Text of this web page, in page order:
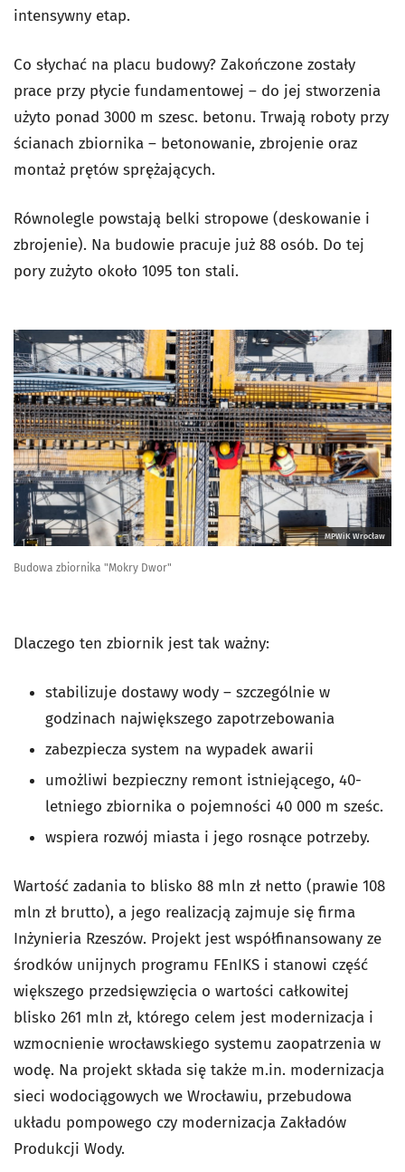
intensywny etap.
Co słychać na placu budowy? Zakończone zostały
prace przy płycie fundamentowej – do jej stworzenia
użyto ponad 3000 m szesc. betonu. Trwają roboty przy
ścianach zbiornika – betonowanie, zbrojenie oraz
montaż prętów sprężających.
Równolegle powstają belki stropowe (deskowanie i
zbrojenie). Na budowie pracuje już 88 osób. Do tej
pory zużyto około 1095 ton stali.
MPWiK Wrocław
Budowa zbiornika "Mokry Dwor"
Dlaczego ten zbiornik jest tak ważny:
stabilizuje dostawy wody – szczególnie w
godzinach największego zapotrzebowania
zabezpiecza system na wypadek awarii
umożliwi bezpieczny remont istniejącego, 40-
letniego zbiornika o pojemności 40 000 m sześc.
wspiera rozwój miasta i jego rosnące potrzeby.
Wartość zadania to blisko 88 mln zł netto (prawie 108
mln zł brutto), a jego realizacją zajmuje się firma
Inżynieria Rzeszów. Projekt jest współfinansowany ze
środków unijnych programu FEnIKS i stanowi część
większego przedsięwzięcia o wartości całkowitej
blisko 261 mln zł, którego celem jest modernizacja i
wzmocnienie wrocławskiego systemu zaopatrzenia w
wodę. Na projekt składa się także m.in. modernizacja
sieci wodociągowych we Wrocławiu, przebudowa
układu pompowego czy modernizacja Zakładów
Produkcji Wody.